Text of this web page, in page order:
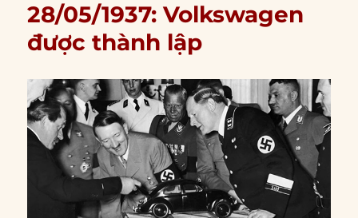
28/05/1937: Volkswagen
được thành lập